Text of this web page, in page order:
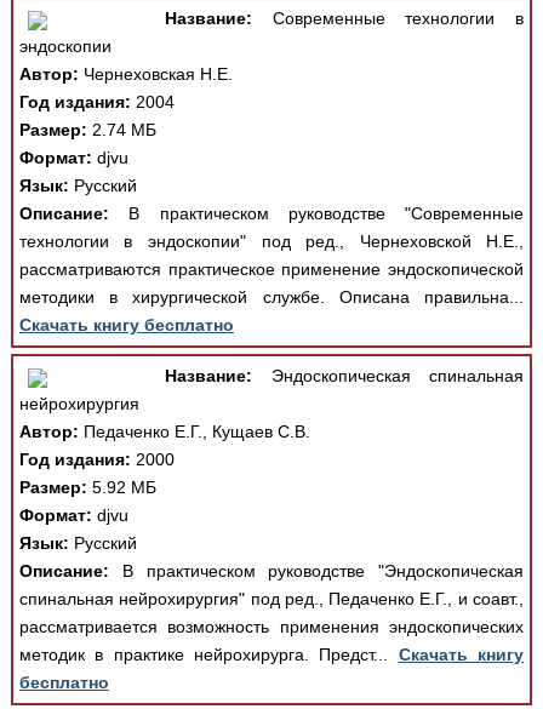
Название: Современные технологии в
эндоскопии
Автор: Чернеховская Н.Е.
Год издания: 2004
Размер: 2.74 МБ
Формат: djvu
Язык: Русский
Описание: В практическом руководстве "Современные
технологии в эндоскопии" под ред., Чернеховской Н.Е.,
рассматриваются практическое применение эндоскопической
методики в хирургической службе. Описана правильна...
Скачать книгу бесплатно
Название: Эндоскопическая спинальная
нейрохирургия
Автор: Педаченко Е.Г., Кущаев С.В.
Год издания: 2000
Размер: 5.92 МБ
Формат: djvu
Язык: Русский
Описание: В практическом руководстве "Эндоскопическая
спинальная нейрохирургия" под ред., Педаченко Е.Г., и соавт.,
рассматривается возможность применения эндоскопических
методик в практике нейрохирурга. Предст... Скачать книгу
бесплатно